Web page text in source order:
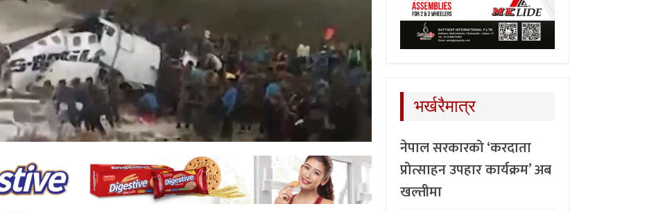
भर्खरैमात्र
नेपाल सरकारको ‘करदाता
प्रोत्साहन उपहार कार्यक्रम’ अब
खल्तीमा